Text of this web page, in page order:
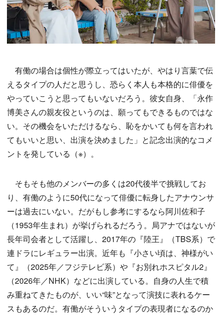
有働の場合は個性が際立ってはいたが、やはり言葉で伝
えるタイプの人だと思うし、恐らく本人も本格的に俳優を
やっていこうと思ってもいないだろう。彼女自身、「永作
博美さんの親友役というのは、願ってもできるものではな
い。その機会をいただけるなら、恥をかいても何を言われ
てもいいと思い、出演を決めました」と記念出演的なコメ
ントを発している（※）。
そもそも他のメンバーの多くは20代後半で挑戦してお
り、有働のように50代になって俳優に転身したアナウンサ
ーは過去にいない。だがもし参考にするなら阿川佐和子
（1953年生まれ）が挙げられるだろう。局アナではないが
長年司会者として活躍し、2017年の『陸王』（TBS系）で
連ドラにレギュラー出演。近年も『小さい頃は、神様がい
て』（2025年／フジテレビ系）や『お別れホスピタル2』
（2026年／NHK）などに出演している。自身の人生で積
み重ねてきたものが、いい“味”となって演技に表れるケー
スもあるのだ。有働がそういうタイプの表現者になるのか